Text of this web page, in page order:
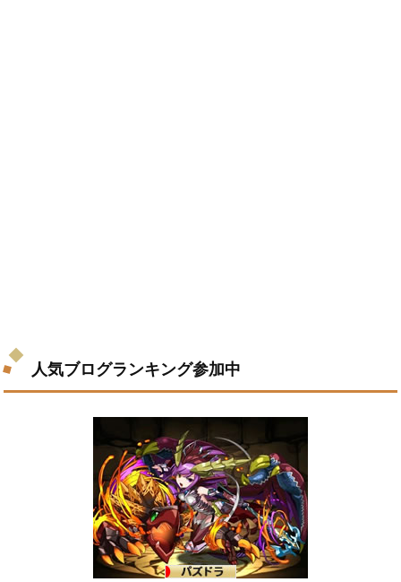
人気ブログランキング参加中